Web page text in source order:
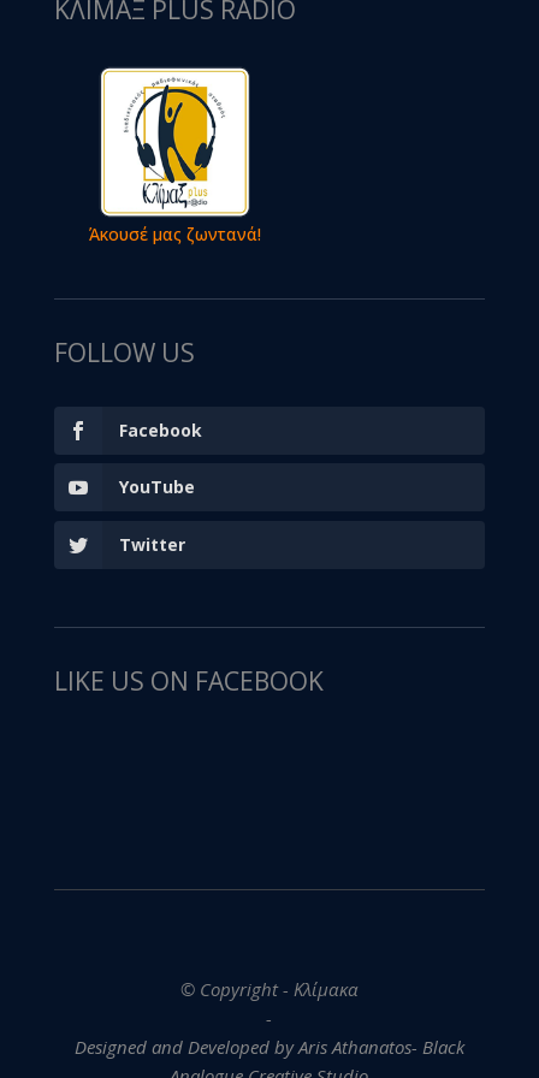
ΚΛΙΜΑΞ PLUS RADIO
Άκουσέ μας ζωντανά!
FOLLOW US
Facebook
YouTube
Twitter
LIKE US ON FACEBOOK
© Copyright - Κλίμακα
-
Designed and Developed by Aris Athanatos- Black